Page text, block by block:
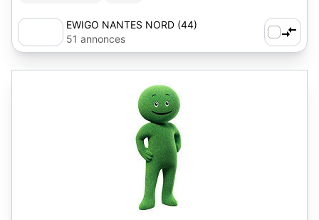
EWIGO NANTES NORD (44)
51 annonces